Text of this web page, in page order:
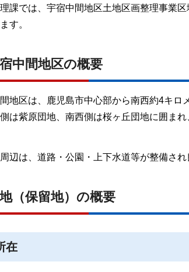
課では、宇宿中間地区土地区画整理事業
す。
中間地区の概要
地区は、鹿児島市中心部から南西約4キ
は紫原団地、南西側は桜ヶ丘団地に囲ま
辺は、道路・公園・上下水道等が整備され
（保留地）の概要
在